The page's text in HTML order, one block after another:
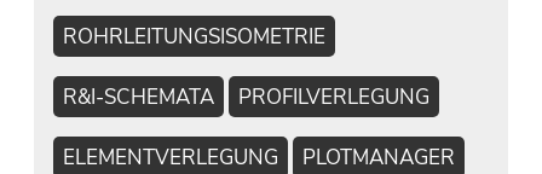
ROHRLEITUNGSISOMETRIE
R&I-SCHEMATA PROFILVERLEGUNG
ELEMENTVERLEGUNG PLOTMANAGER